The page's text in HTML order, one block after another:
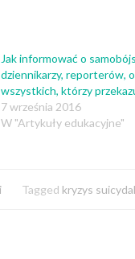
Jak informować o
dziennikarzy, reporterów,
wszystkich, którzy
7 września 2016
W "Artykuły edukacyjne"
Tagged kryzys